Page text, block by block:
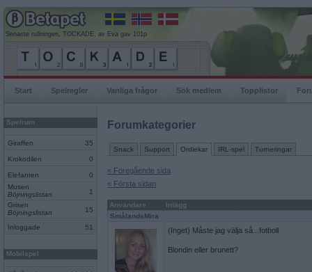
Senaste rullningen, TOCKADE, av Eva gav 101p
Start Spelregler Vanliga frågor Sök medlem Topplistor
Spelrum
Giraffen 35
Krokodilen 0
Elefanten
0
Musen
Böjningslistan
1
Grisen
Böjningslistan
15
Inloggade 51
Mobilspel
Forumkategorier
Snack Support Ordlekar IRL-spel Turneringar
« Föregående sida
« Första sidan
Användare
Inlägg
SmålandsMira
(Inget) Måste jag välja så...fotboll
Blondin eller brunett?